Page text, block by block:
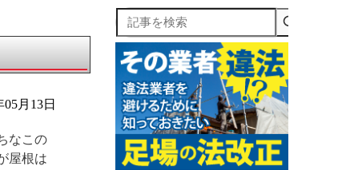
月13日
なこの
屋根は
記事を検索